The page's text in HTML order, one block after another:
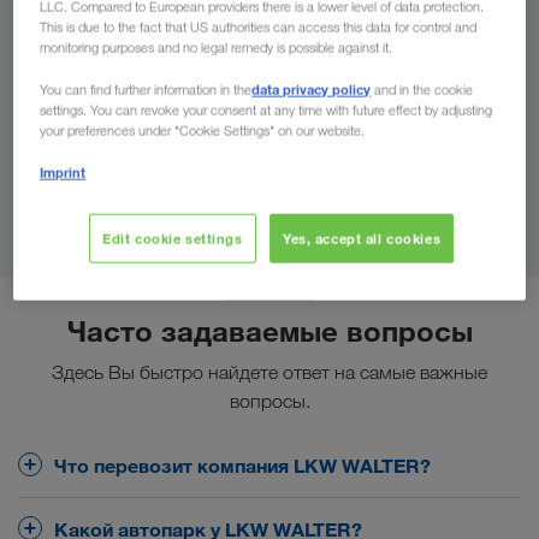
Часто задаваемые вопросы
Здесь Вы быстро найдете ответ на самые важные
вопросы.
Что перевозит компания LKW WALTER?
Какой автопарк у LKW WALTER?
LLC. Compared to European providers there is a lower level of data protection.
This is due to the fact that US authorities can access this data for control and
monitoring purposes and no legal remedy is possible against it.
You can find further information in thedata privacy policy and in the cookie
settings. You can revoke your consent at any time with future effect by adjusting
your preferences under "Cookie Settings" on our website.
Imprint
Edit cookie settings Yes, accept all cookies